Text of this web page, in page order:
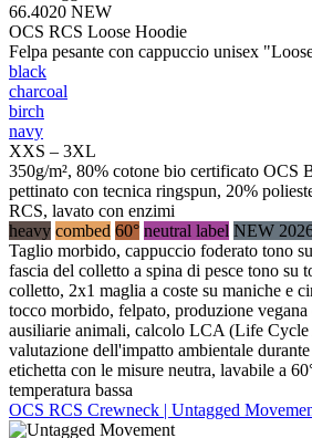
66.4020 NEW
OCS RCS Loose Hoodie
Felpa pesante con cappuccio unisex
black
charcoal
birch
navy
XXS – 3XL
350g/m², 80% cotone bio certificato OCS
pettinato con tecnica ringspun, 20%
RCS, lavato con enzimi
heavy combed 60° neutral label NEW
Taglio morbido, cappuccio foderato tono
fascia del colletto a spina di pesce tono su
colletto, 2x1 maglia a coste su maniche e
tocco morbido, felpato, produzione vegana
ausiliarie animali, calcolo LCA (Life Cycle
valutazione dell'impatto ambientale
etichetta con le misure neutra, lavabile a
temperatura bassa
OCS RCS Crewneck | Untagged